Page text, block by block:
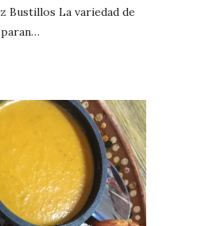
Bustillos La variedad de